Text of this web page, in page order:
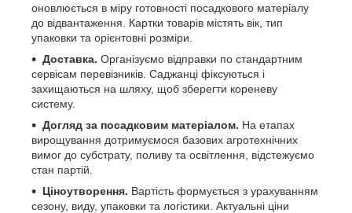
оновлюється в міру готовності посадкового матеріалу
до відвантаження. Картки товарів містять вік, тип
упаковки та орієнтовні розміри.
Доставка. Організуємо відправки по стандартним
сервісам перевізників. Саджанці фіксуються і
захищаються на шляху, щоб зберегти кореневу
систему.
Догляд за посадковим матеріалом. На етапах
вирощування дотримуємося базових агротехнічних
вимог до субстрату, поливу та освітлення, відстежуємо
стан партій.
Ціноутворення. Вартість формується з урахуванням
сезону, виду, упаковки та логістики. Актуальні ціни